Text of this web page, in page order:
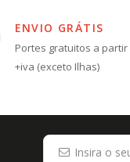
ENVIO GRÁTIS
Portes gratuitos a partir
+iva (exceto Ilhas)